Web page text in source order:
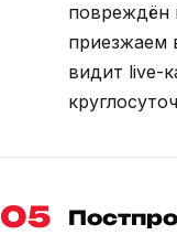
повреждён
приезжаем
видит live-
05